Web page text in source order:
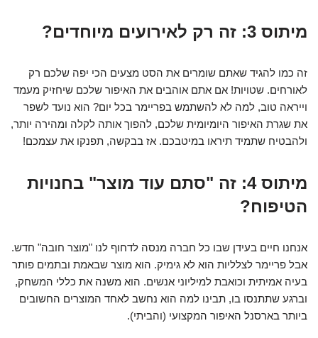
מיתוס 3: זה רק לאירועים מיוחדים?
זה כמו להגיד שאתם שומרים את הסט מצעים הכי יפה שלכם רק
לאורחים. שטויות! אם אתם אוהבים את האיפור שלכם שיחזיק מעמד
וייראה טוב, למה לא להשתמש בפריימר בכל יום? הוא נועד לשפר
את שגרת האיפור היומיומית שלכם, להפוך אותה לקלה ומהירה יותר,
ולהבטיח שתמיד תיראו במיטבכם. אז בבקשה, תפנקו את עצמכם!
מיתוס 4: זה "סתם עוד מוצר" בחנויות
הטיפוח?
אנחנו חיים בעידן שבו כל חברה מנסה לדחוף לנו "מוצר חובה" חדש.
אבל פריימר לצלליות הוא לא גימיק. הוא מוצר שבאמת ובתמים פותר
בעיה אמיתית וכואבת למיליוני אנשים. הוא משנה את כללי המשחק,
וברגע שתתנסו בו, תבינו למה הוא נחשב לאחד המוצרים החשובים
ביותר בארסנל האיפור המקצועי (והביתי).